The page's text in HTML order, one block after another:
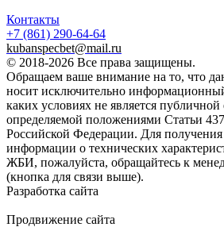
Контакты
+7 (861) 290-64-64
kubanspecbet@mail.ru
© 2018-2026 Все права защищены.
Обращаем ваше внимание на то, что
носит исключительно
каких условиях не является публичной
определяемой положениями Статьи
Российской Федерации. Для
информации о технических
ЖБИ, пожалуйста, обращайтесь к
(кнопка для связи выше).
Разработка сайта
Продвижение сайта